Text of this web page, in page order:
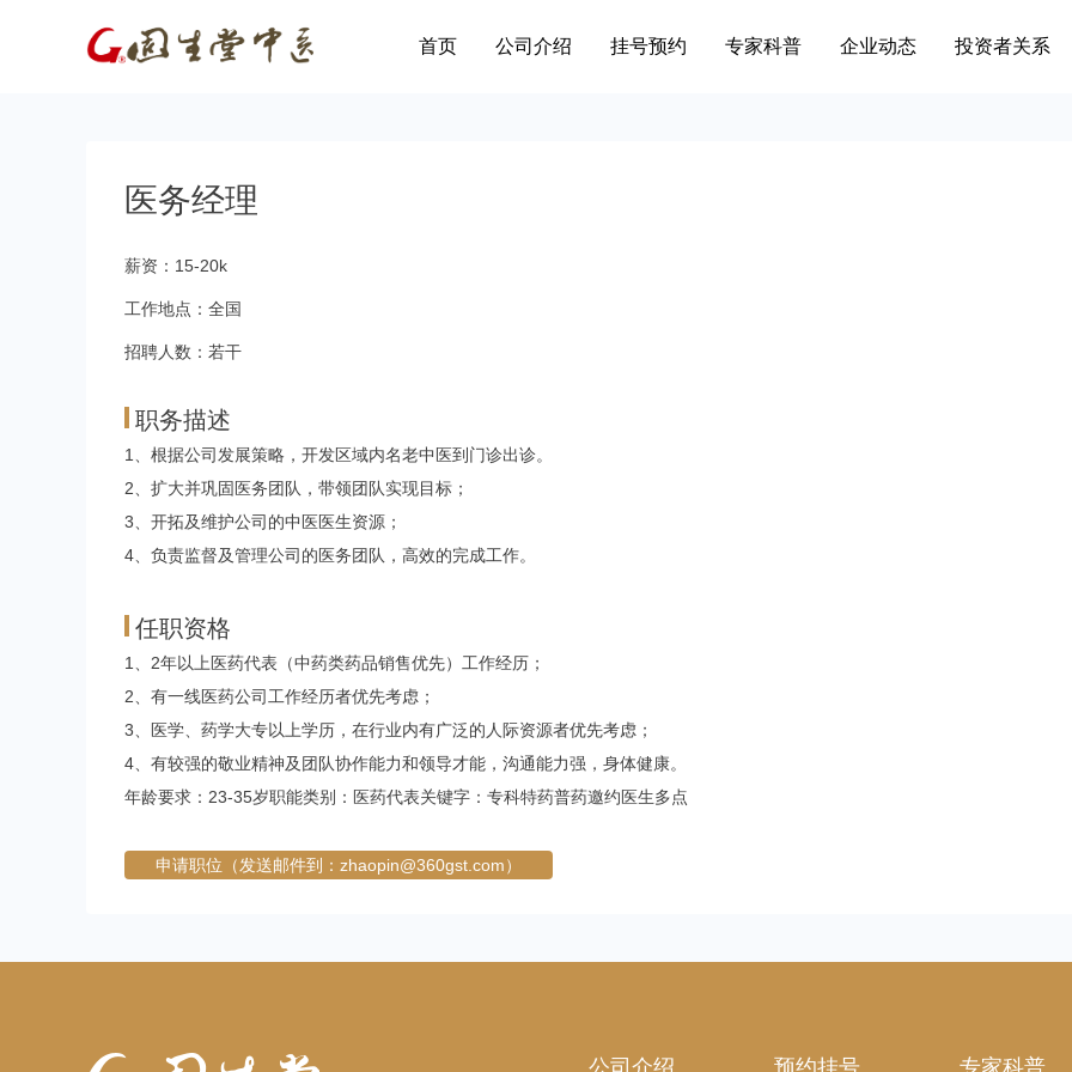
首页 公司介绍 挂号预约 专家科普 企业动态 投资者关系
医务经理
薪资：15-20k
工作地点：全国
招聘人数：若干
职务描述
1、根据公司发展策略，开发区域内名老中医到门诊出诊。
2、扩大并巩固医务团队，带领团队实现目标；
3、开拓及维护公司的中医医生资源；
4、负责监督及管理公司的医务团队，高效的完成工作。
任职资格
1、2年以上医药代表（中药类药品销售优先）工作经历；
2、有一线医药公司工作经历者优先考虑；
3、医学、药学大专以上学历，在行业内有广泛的人际资源者优先考虑；
4、有较强的敬业精神及团队协作能力和领导才能，沟通能力强，身体健康。
年龄要求：23-35岁职能类别：医药代表关键字：专科特药普药邀约医生多点
申请职位（发送邮件到：zhaopin@360gst.com）
公司介绍 预约挂号 专家科普